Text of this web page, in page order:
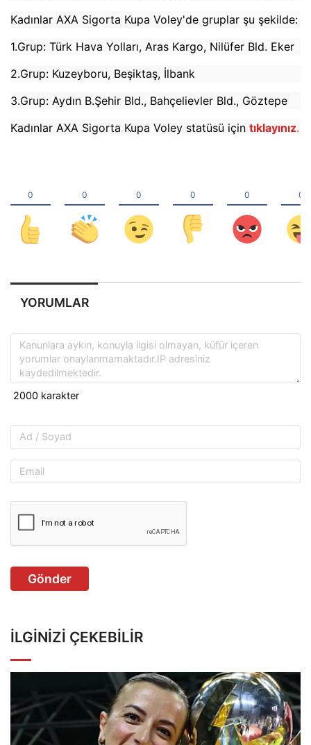
Kadınlar AXA Sigorta Kupa Voley'de gruplar şu şekilde:
1.Grup: Türk Hava Yolları, Aras Kargo, Nilüfer Bld. Eker
2.Grup: Kuzeyboru, Beşiktaş, İlbank
3.Grup: Aydın B.Şehir Bld., Bahçelievler Bld., Göztepe
Kadınlar AXA Sigorta Kupa Voley statüsü için tıklayınız.
YORUMLAR
Gönder
İLGINIZI ÇEKEBILIR